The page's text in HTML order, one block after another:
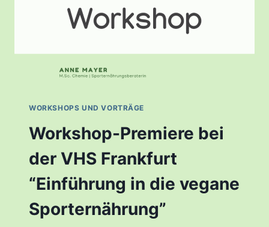
WORKSHOPS UND VORTRÄGE
Workshop-Premiere bei
der VHS Frankfurt
“Einführung in die vegane
Sporternährung”